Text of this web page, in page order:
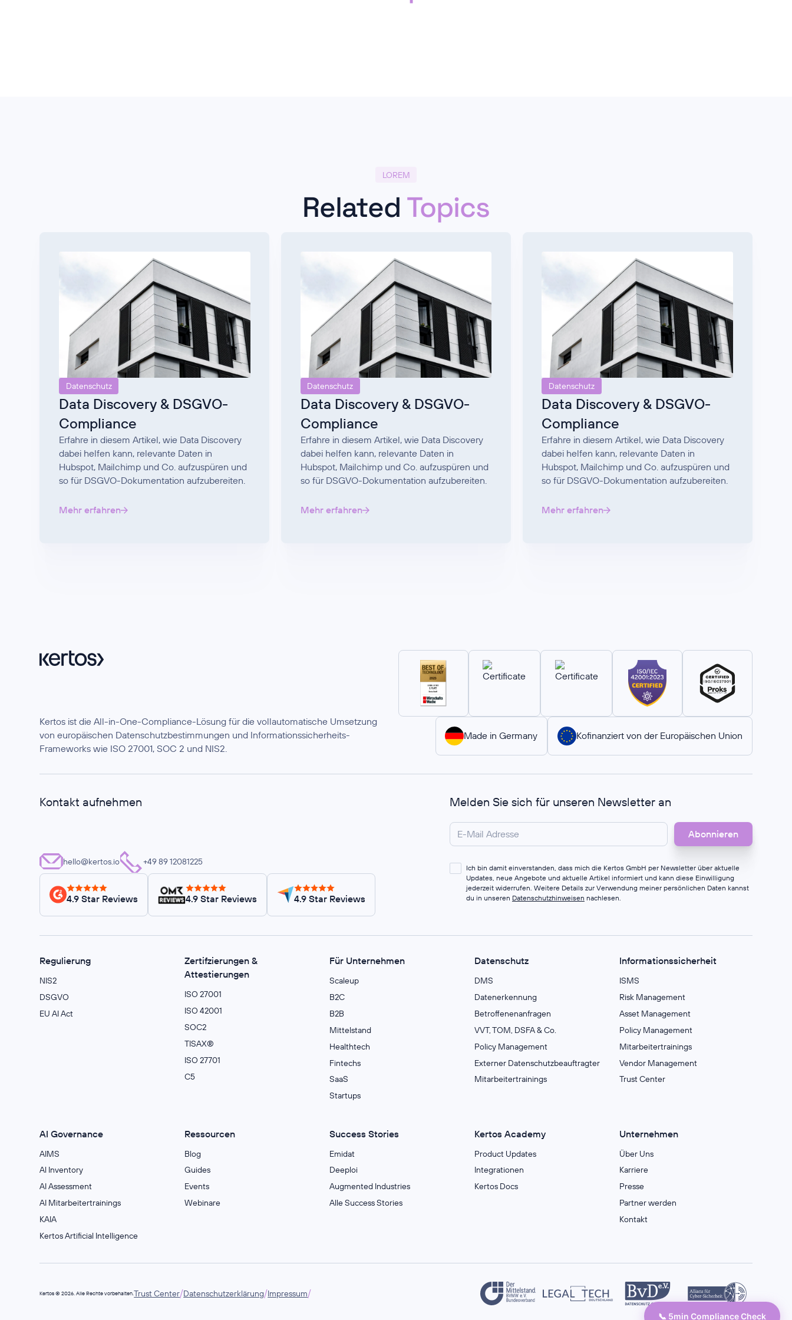
LOREM
Related Topics
Datenschutz
Data Discovery & DSGVO-
Compliance
Erfahre in diesem Artikel, wie Data Discovery
dabei helfen kann, relevante Daten in
Hubspot, Mailchimp und Co. aufzuspüren und
so für DSGVO-Dokumentation aufzubereiten.
Mehr erfahren
Datenschutz
Data Discovery & DSGVO-
Compliance
Erfahre in diesem Artikel, wie Data Discovery
dabei helfen kann, relevante Daten in
Hubspot, Mailchimp und Co. aufzuspüren und
so für DSGVO-Dokumentation aufzubereiten.
Mehr erfahren
Datenschutz
Data Discovery & DSGVO-
Compliance
Erfahre in diesem Artikel, wie Data Discovery
dabei helfen kann, relevante Daten in
Hubspot, Mailchimp und Co. aufzuspüren und
so für DSGVO-Dokumentation aufzubereiten.
Mehr erfahren
Kertos ist die All-in-One-Compliance-Lösung für die vollautomatische Umsetzung
von europäischen Datenschutzbestimmungen und Informationssicherheits-
Frameworks wie ISO 27001, SOC 2 und NIS2.
Made in Germany Kofinanziert von der Europäischen Union
Kontakt aufnehmen
hello@kertos.io +49 89 12081225
4.9 Star Reviews 4.9 Star Reviews 4.9 Star Reviews
Melden Sie sich für unseren Newsletter an
Ich bin damit einverstanden, dass mich die Kertos GmbH per Newsletter über aktuelle
Updates, neue Angebote und aktuelle Artikel informiert und kann diese Einwilligung
jederzeit widerrufen. Weitere Details zur Verwendung meiner persönlichen Daten kannst
du in unseren Datenschutzhinweisen nachlesen.
Regulierung
NIS2
DSGVO
EU AI Act
Zertifzierungen &
Attestierungen
ISO 27001
ISO 42001
SOC2
TISAX®
ISO 27701
C5
Für Unternehmen
Scaleup
B2C
B2B
Mittelstand
Healthtech
Fintechs
SaaS
Startups
Datenschutz
DMS
Datenerkennung
Betroffenenanfragen
VVT, TOM, DSFA & Co.
Policy Management
Externer Datenschutzbeauftragter
Mitarbeitertrainings
Informationssicherheit
ISMS
Risk Management
Asset Management
Policy Management
Mitarbeitertrainings
Vendor Management
Trust Center
AI Governance
AIMS
Al Inventory
AI Assessment
AI Mitarbeitertrainings
KAIA
Kertos Artificial Intelligence
Ressourcen
Blog
Guides
Events
Webinare
Success Stories
Emidat
Deeploi
Augmented Industries
Alle Success Stories
Kertos Academy
Product Updates
Integrationen
Kertos Docs
Unternehmen
Über Uns
Karriere
Presse
Partner werden
Kontakt
Kertos © 2026. Alle Rechte vorbehalten.Trust Center/Datenschutzerklärung/Impressum/
📞 5min Compliance Check